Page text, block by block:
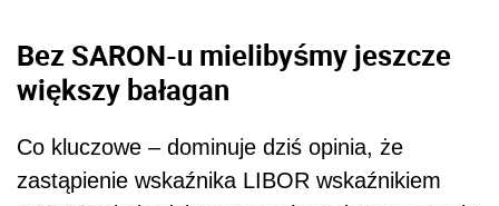
Bez SARON-u mielibyśmy jeszcze
większy bałagan
Co kluczowe – dominuje dziś opinia, że
zastąpienie wskaźnika LIBOR wskaźnikiem